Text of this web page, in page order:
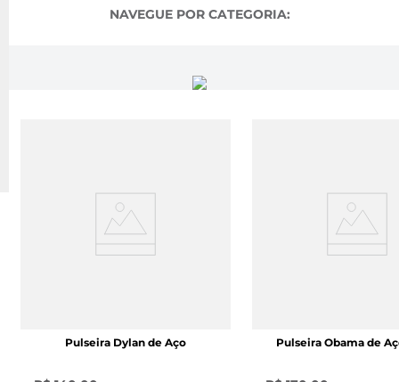
NAVEGUE POR CATEGORIA:
Pulseira Dylan de Aço Pulseira Obama de